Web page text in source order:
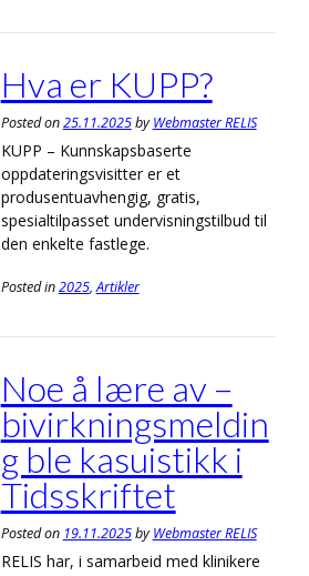
Hva er KUPP?
Posted on25.11.2025byWebmaster RELIS
KUPP – Kunnskapsbaserte
oppdateringsvisitter er et
produsentuavhengig, gratis,
spesialtilpasset undervisningstilbud til
den enkelte fastlege.
Posted in2025,Artikler
Noe å lære av –
bivirkningsmeldin
g ble kasuistikk i
Tidsskriftet
Posted on 19.11.2025byWebmaster RELIS
RELIS har, i samarbeid med klinikere